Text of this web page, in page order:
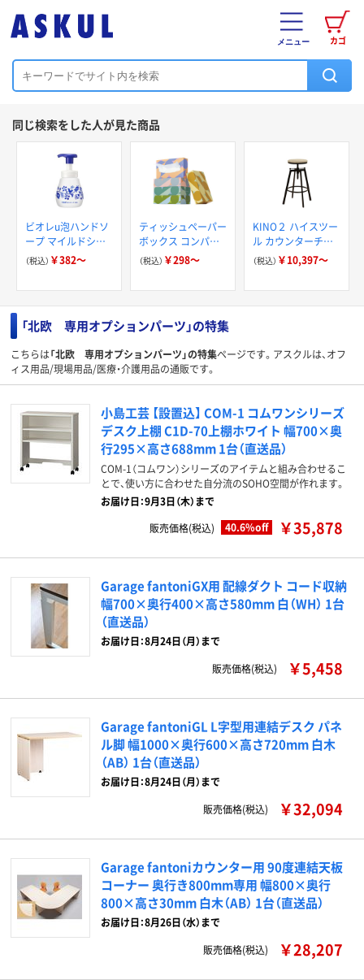
カゴ
メニュー
同じ検索をした人が見た商品
ビオレu泡ハンドソ
ープ マイルドシト
ラスの香り ポーセ
（税込） ￥382～
ティッシュペーパー
ボックス コンパク
トサイズ 150組5
（税込） ￥298～
KINO２ ハイスツー
ル カウンターチェ
ア
（税込） ￥10,397～
「北欧 専用オプションパーツ」の特集
こちらは「北欧 専用オプションパーツ」の特集ページです。アスクルは、オフ
ィス用品/現場用品/医療・介護用品の通販です。
小島工芸 【設置込】 COM-1 コムワンシリーズ
デスク上棚 C1D-70上棚ホワイト 幅700×奥
行295×高さ688mm 1台（直送品）
COM-1（コムワン）シリーズのアイテムと組み合わせるこ
とで、使い方に合わせた自分流のSOHO空間が作れます。
お届け日：9月3日（木）まで
販売価格(税込)
40.6%off ￥35,878
Garage fantoniGX用 配線ダクト コード収納
幅700×奥行400×高さ580mm 白（WH） 1台
（直送品）
お届け日：8月24日（月）まで
販売価格(税込)
￥5,458
Garage fantoniGL L字型用連結デスク パネ
ル脚 幅1000×奥行600×高さ720mm 白木
（AB） 1台（直送品）
お届け日：8月24日（月）まで
販売価格(税込)
￥32,094
Garage fantoniカウンター用 90度連結天板
コーナー 奥行き800mm専用 幅800×奥行
800×高さ30mm 白木（AB） 1台（直送品）
お届け日：8月26日（水）まで
販売価格(税込)
￥28,207